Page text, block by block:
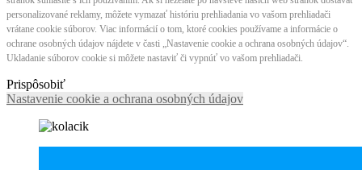
personalizované reklamy, môžete vymazať históriu prehliadania vo vašom prehliadači
vrátane cookie súborov. Viac informácií o tom, ktoré cookies používame a informácie o
ochrane osobných údajov nájdete v časti „Nastavenie cookie a ochrana osobných údajov“.
Ukladanie súborov cookie si môžete nastaviť či vypnúť vo vašom prehliadači.
Prispôsobiť
Nastavenie cookie a ochrana osobných údajov